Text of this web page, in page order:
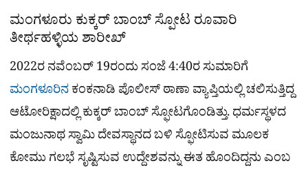
ಮಂಗಳೂರು ಕುಕ್ಕರ್ ಬಾಂಬ್​ ಸ್ಪೋಟ ರೂವಾರಿ
ತೀರ್ಥಹಳ್ಳಿಯ ಶಾರೀಖ್
2022ರ ನವೆಂಬರ್ 19ರಂದು ಸಂಜೆ 4:40ರ ಸುಮಾರಿಗೆ
ಮಂಗಳೂರಿನಕಂಕನಾಡಿ ಪೊಲೀಸ್ ಠಾಣಾ ವ್ಯಾಪ್ತಿಯಲ್ಲಿ ಚಲಿಸುತ್ತಿದ್ದ
ಆಟೋರಿಕ್ಷಾದಲ್ಲಿ ಕುಕ್ಕರ್ ಬಾಂಬ್ ಸ್ಫೋಟಗೊಂಡಿತ್ತು. ಧರ್ಮಸ್ಥಳದ
ಮಂಜುನಾಥ ಸ್ವಾಮಿ ದೇವಸ್ಥಾನದ ಬಳಿ ಸ್ಫೋಟಿಸುವ ಮೂಲಕ
ಕೋಮು ಗಲಭೆ ಸೃಷ್ಟಿಸುವ ಉದ್ದೇಶವನ್ನು ಈತ ಹೊಂದಿದ್ದನು ಎಂಬ